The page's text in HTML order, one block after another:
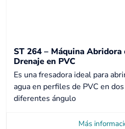
ST 264 – Máquina Abridora
Drenaje en PVC
Es una fresadora ideal para
agua en perfiles de PVC en
diferentes ángulo
Más